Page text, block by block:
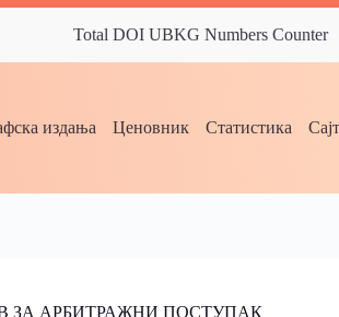
Total DOI UBKG Numbers Counter
издања Ценовник Статистика
ЗА АРБИТРАЖНИ ПОСТУПАК